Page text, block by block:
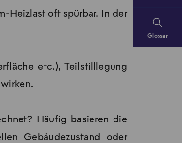
Heizlast oft spürbar. In der
etc.), Teilstilllegung
Häufig basieren die
Gebäudezustand oder
Glossar